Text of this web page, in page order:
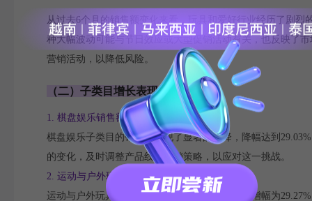
从过去6个月的销售额变化来看，玩具和爱好行业经历了剧烈
种大幅波动可能与节日效应或大型促销活动有关，也反映了
营销活动，以降低风险。
（二）子类目增长表现
1. 棋盘娱乐销售额下降
棋盘娱乐子类目的销售额出现了显著的下降，降幅达到
的变化，及时调整产品线和营销策略，以应对这一挑战。
2. 运动与户外玩具增长
运动与户外玩具子类目表现出良好的增长态势，增幅为